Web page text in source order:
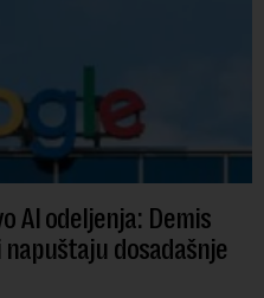
AI odeljenja: Demis
dosadašnje